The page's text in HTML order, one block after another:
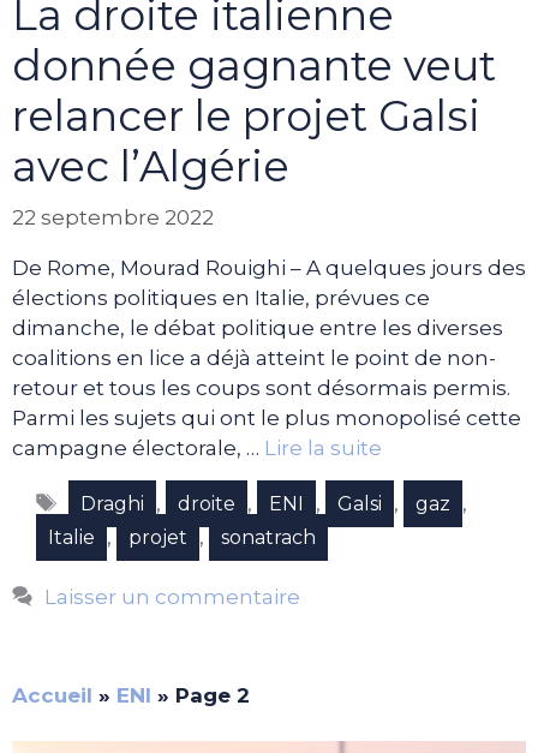
La droite italienne
donnée gagnante veut
relancer le projet Galsi
avec l’Algérie
22 septembre 2022
De Rome, Mourad Rouighi – A quelques jours des
élections politiques en Italie, prévues ce
dimanche, le débat politique entre les diverses
coalitions en lice a déjà atteint le point de non-
retour et tous les coups sont désormais permis.
Parmi les sujets qui ont le plus monopolisé cette
campagne électorale, … Lire la suite
Étiquettes
Draghi , droite , ENI , Galsi , gaz ,
Italie , projet , sonatrach
Laisser un commentaire
Accueil » ENI » Page 2